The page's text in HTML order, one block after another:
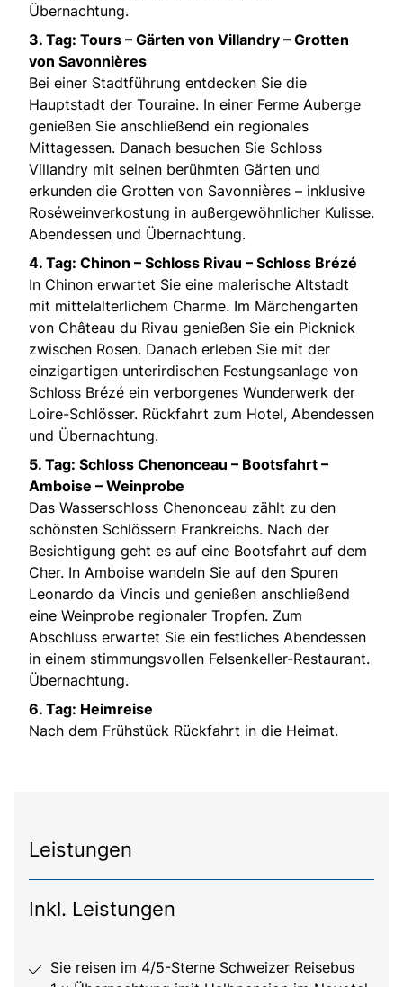
Übernachtung.
3. Tag: Tours – Gärten von Villandry – Grotten
von Savonnières
Bei einer Stadtführung entdecken Sie die
Hauptstadt der Touraine. In einer Ferme Auberge
genießen Sie anschließend ein regionales
Mittagessen. Danach besuchen Sie Schloss
Villandry mit seinen berühmten Gärten und
erkunden die Grotten von Savonnières – inklusive
Roséweinverkostung in außergewöhnlicher Kulisse.
Abendessen und Übernachtung.
4. Tag: Chinon – Schloss Rivau – Schloss Brézé
In Chinon erwartet Sie eine malerische Altstadt
mit mittelalterlichem Charme. Im Märchengarten
von Château du Rivau genießen Sie ein Picknick
zwischen Rosen. Danach erleben Sie mit der
einzigartigen unterirdischen Festungsanlage von
Schloss Brézé ein verborgenes Wunderwerk der
Loire-Schlösser. Rückfahrt zum Hotel, Abendessen
und Übernachtung.
5. Tag: Schloss Chenonceau – Bootsfahrt –
Amboise – Weinprobe
Das Wasserschloss Chenonceau zählt zu den
schönsten Schlössern Frankreichs. Nach der
Besichtigung geht es auf eine Bootsfahrt auf dem
Cher. In Amboise wandeln Sie auf den Spuren
Leonardo da Vincis und genießen anschließend
eine Weinprobe regionaler Tropfen. Zum
Abschluss erwartet Sie ein festliches Abendessen
in einem stimmungsvollen Felsenkeller-Restaurant.
Übernachtung.
6. Tag: Heimreise
Nach dem Frühstück Rückfahrt in die Heimat.
Leistungen
Inkl. Leistungen
Sie reisen im 4/5-Sterne Schweizer Reisebus